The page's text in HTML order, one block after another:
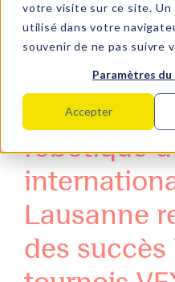
votre visite sur ce site. Un
utilisé dans votre
souvenir de ne pas suivre
Paramètres du
Accepter
« Nous
défis en
premier
robotique
Lausanne
des succès